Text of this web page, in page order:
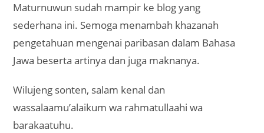
Maturnuwun sudah mampir ke blog yang
sederhana ini. Semoga menambah khazanah
pengetahuan mengenai paribasan dalam Bahasa
Jawa beserta artinya dan juga maknanya.
Wilujeng sonten, salam kenal dan
wassalaamu’alaikum wa rahmatullaahi wa
barakaatuhu.